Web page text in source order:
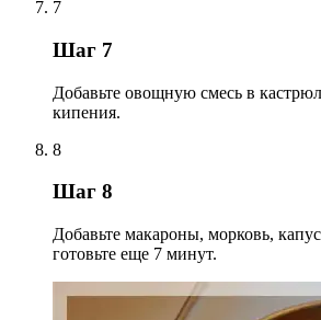
7
Шаг 7
Добавьте овощную смесь в
кипения.
8
Шаг 8
Добавьте макароны, морковь,
готовьте еще 7 минут.